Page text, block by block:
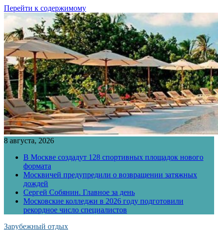
Перейти к содержимому
8 августа, 2026
В Москве создадут 128 спортивных площадок нового
формата
Москвичей предупредили о возвращении затяжных
дождей
Сергей Собянин. Главное за день
Московские колледжи в 2026 году подготовили
рекордное число специалистов
Зарубежный отдых